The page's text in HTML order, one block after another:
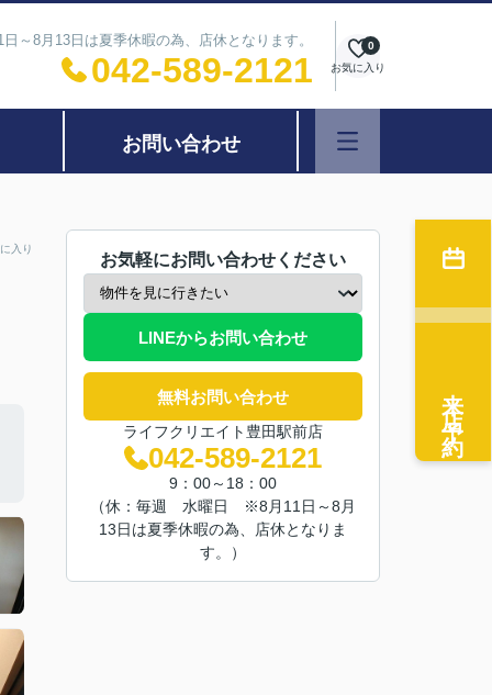
8月13日は夏季休暇の為、店休となります。
042-589-2121 お気に入り
0
お問い合わせ
入り
お気軽にお問い合わせください
LINEからお問い合わせ
無料お問い合わせ
ライフクリエイト豊田駅前店
042-589-2121
9：00～18：00
（休：毎週 水曜日 ※8月11日～8月
13日は夏季休暇の為、店休となりま
す。）
来店予約